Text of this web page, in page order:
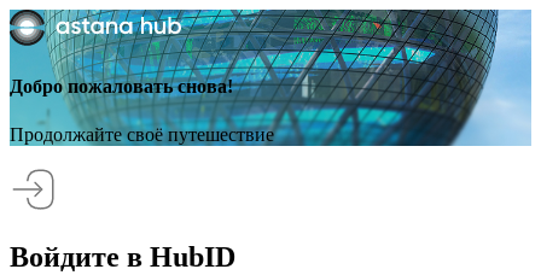
Добро пожаловать снова!
Продолжайте своё путешествие
Войдите в HubID